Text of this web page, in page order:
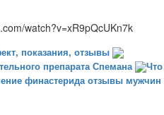
watch?v=xR9pQcUKn7k
показания, отзывы
препарата Спемана
Что
финастерида отзывы мужчин